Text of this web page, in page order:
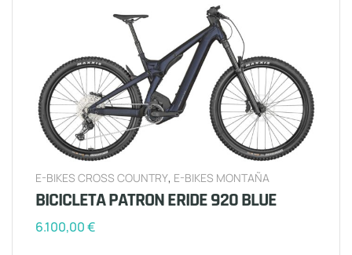
E-BIKES CROSS COUNTRY, E-BIKES MONTAÑA
BICICLETA PATRON ERIDE 920 BLUE
6.100,00€